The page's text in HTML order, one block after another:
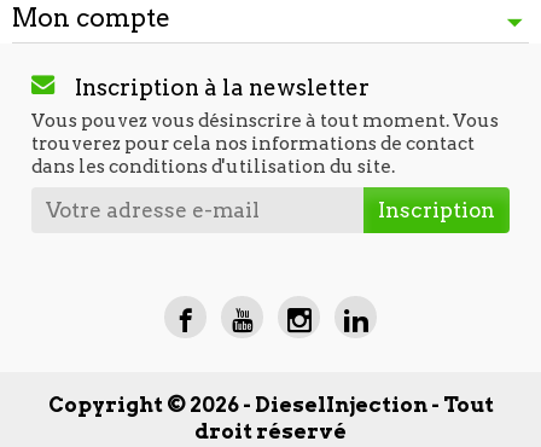
Mon compte
Inscription à la newsletter
Vous pouvez vous désinscrire à tout moment. Vous
trouverez pour cela nos informations de contact
dans les conditions d'utilisation du site.
Copyright © 2026 - DieselInjection - Tout
droit réservé